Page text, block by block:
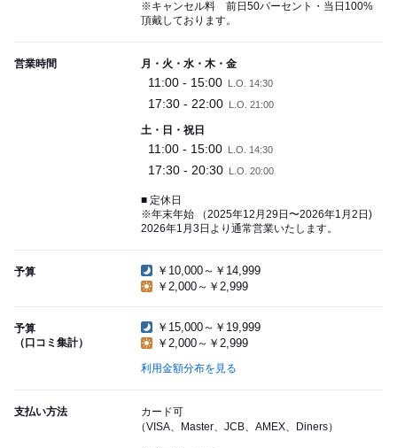
※キャンセル料 前日50パーセント・当日100%
頂戴しております。
営業時間 月・火・水・木・金
11:00 - 15:00 L.O. 14:30
17:30 - 22:00 L.O. 21:00
土・日・祝日
11:00 - 15:00 L.O. 14:30
17:30 - 20:30 L.O. 20:00
■ 定休日
※年末年始 （2025年12月29日〜2026年1月2日)
2026年1月3日より通常営業いたします。
予算
￥10,000～￥14,999
￥2,000～￥2,999
予算
（口コミ集計）
￥15,000～￥19,999
￥2,000～￥2,999
利用金額分布を見る
支払い方法
カード可
（VISA、Master、JCB、AMEX、Diners）